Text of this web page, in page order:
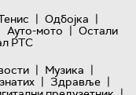
| Одбојка |
Ауто-мото | Остали
РТС
| Музика |
| Здравље |